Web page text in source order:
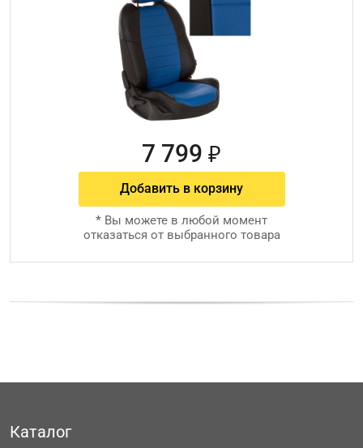
7 799 ₽
Добавить в корзину
* Вы можете в любой момент
отказаться от выбранного товара
Каталог